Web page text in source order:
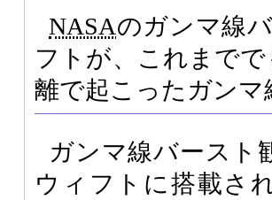
NASAのガンマ線
フトが、これまで
離で起こったガン
ガンマ線バースト
ウィフトに搭載さ